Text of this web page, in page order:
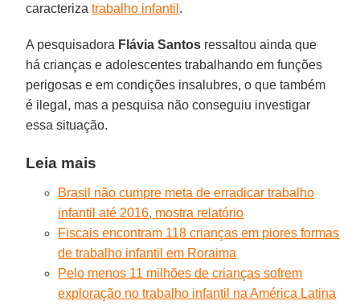
caracterizatrabalho infantil .
A pesquisadora Flávia Santos ressaltou ainda que
há crianças e adolescentes trabalhando em funções
perigosas e em condições insalubres, o que também
é ilegal, mas a pesquisa não conseguiu investigar
essa situação.
Leia mais
Brasil não cumpre meta de erradicar trabalho
infantil até 2016, mostra relatório
Fiscais encontram 118 crianças em piores formas
de trabalho infantil em Roraima
Pelo menos 11 milhões de crianças sofrem
exploração no trabalho infantil na América Latina